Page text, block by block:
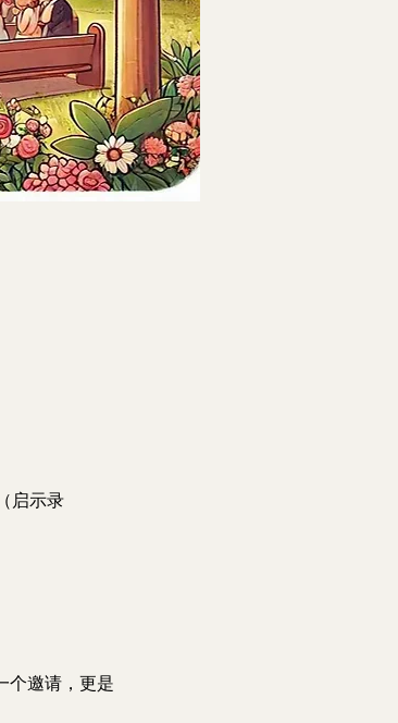
启示录
个邀请，更是